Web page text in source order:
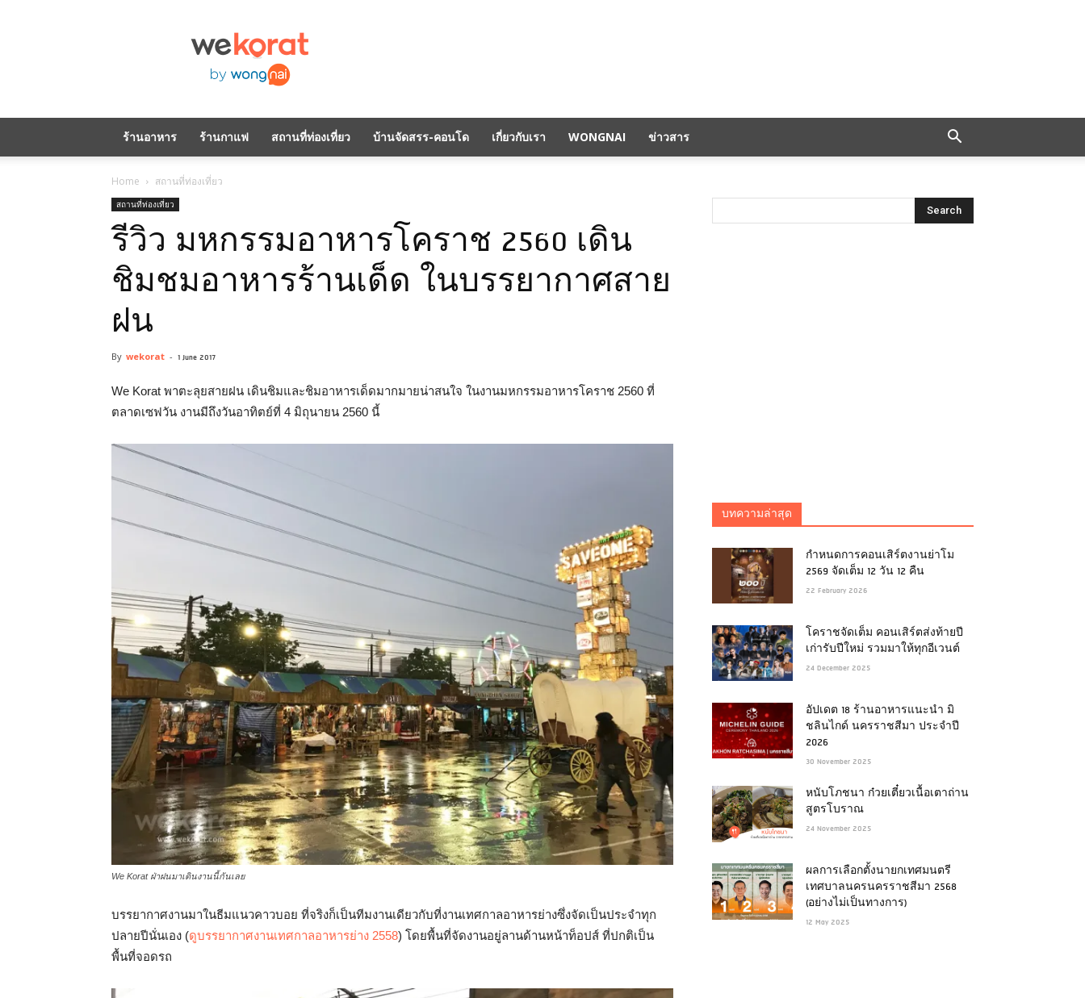
ร้านอาหาร ร้านกาแฟ สถานที่ท่องเที่ยว บ้านจัดสรร-คอนโด เกี่ยวกับเรา WONGNAI ข่าวสาร
Home สถานที่ท่องเที่ยว
สถานที่ท่องเที่ยว
รีวิว มหกรรมอาหารโคราช 2560 เดิน
ชิมชมอาหารร้านเด็ด ในบรรยากาศสาย
ฝน
By wekorat - 1 June 2017
We Korat พาตะลุยสายฝน เดินชิมและชิมอาหารเด็ดมากมายน่าสนใจ ในงานมหกรรมอาหารโคราช 2560 ที่
ตลาดเซฟวัน งานมีถึงวันอาทิตย์ที่ 4 มิถุนายน 2560 นี้
We Korat ฝ่าฝนมาเดินงานนี้กันเลย
บรรยากาศงานมาในธีมแนวคาวบอย ที่จริงก็เป็นทีมงานเดียวกับที่งานเทศกาลอาหารย่างซึ่งจัดเป็นประจำทุก
ปลายปีนั่นเอง (ดูบรรยากาศงานเทศกาลอาหารย่าง 2558) โดยพื้นที่จัดงานอยู่ลานด้านหน้าท็อปส์ ที่ปกติเป็น
พื้นที่จอดรถ
บทความล่าสุด
กำหนดการคอนเสิร์ตงานย่าโม
2569 จัดเต็ม 12 วัน 12 คืน
22 February 2026
โคราชจัดเต็ม คอนเสิร์ตส่งท้ายปี
เก่ารับปีใหม่ รวมมาให้ทุกอีเวนต์
24 December 2025
อัปเดต 18 ร้านอาหารแนะนำ มิ
ชลินไกด์ นครราชสีมา ประจำปี
2026
30 November 2025
หนับโภชนา ก๋วยเตี๋ยวเนื้อเตาถ่าน
สูตรโบราณ
24 November 2025
ผลการเลือกตั้งนายกเทศมนตรี
เทศบาลนครนครราชสีมา 2568
(อย่างไม่เป็นทางการ)
12 May 2025